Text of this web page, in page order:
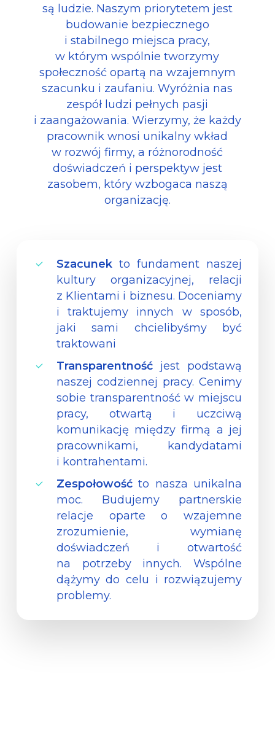
są ludzie. Naszym priorytetem jest
budowanie bezpiecznego
i stabilnego miejsca pracy,
w którym wspólnie tworzymy
społeczność opartą na wzajemnym
szacunku i zaufaniu. Wyróżnia nas
zespół ludzi pełnych pasji
i zaangażowania. Wierzymy, że każdy
pracownik wnosi unikalny wkład
w rozwój firmy, a różnorodność
doświadczeń i perspektyw jest
zasobem, który wzbogaca naszą
organizację.
Szacunekto fundament naszej
kultury organizacyjnej, relacji
z Klientami i biznesu. Doceniamy
i traktujemy innych w sposób,
jaki sami chcielibyśmy być
traktowani
Transparentnośćjest podstawą
naszej codziennej pracy. Cenimy
sobie transparentność w miejscu
pracy, otwartą i uczciwą
komunikację między firmą a jej
pracownikami, kandydatami
i kontrahentami.
Zespołowośćto nasza unikalna
moc. Budujemy partnerskie
relacje oparte o wzajemne
zrozumienie, wymianę
doświadczeń i otwartość
na potrzeby innych. Wspólne
dążymy do celu i rozwiązujemy
problemy.